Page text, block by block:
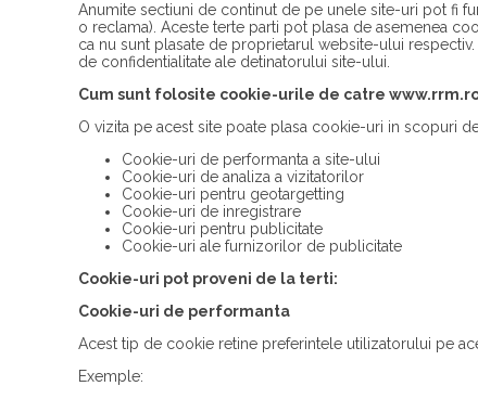
Anumite sectiuni de continut de pe unele site-uri pot fi
o reclama). Aceste terte parti pot plasa de asemenea
ca nu sunt plasate de proprietarul website-ului
de confidentialitate ale detinatorului site-ului.
Cum sunt folosite cookie-urile de catre
O vizita pe acest site poate plasa cookie-uri in scopuri
Cookie-uri de performanta a site-ului
Cookie-uri de analiza a vizitatorilor
Cookie-uri pentru geotargetting
Cookie-uri de inregistrare
Cookie-uri pentru publicitate
Cookie-uri ale furnizorilor de publicitate
Cookie-uri pot proveni de la terti:
Cookie-uri de performanta
Acest tip de cookie retine preferintele utilizatorului pe
Exemple: